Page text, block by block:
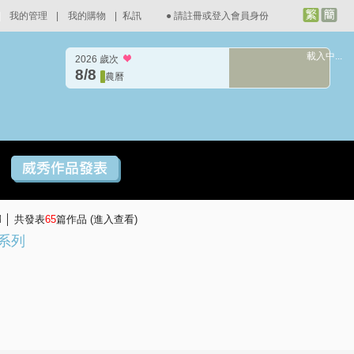
我的管理 我的購物 私訊 ● 請註冊或登入會員身份
2026 歲次
8/8 農曆
載入中...
│ 共發表65篇作品 (進入查看)
列